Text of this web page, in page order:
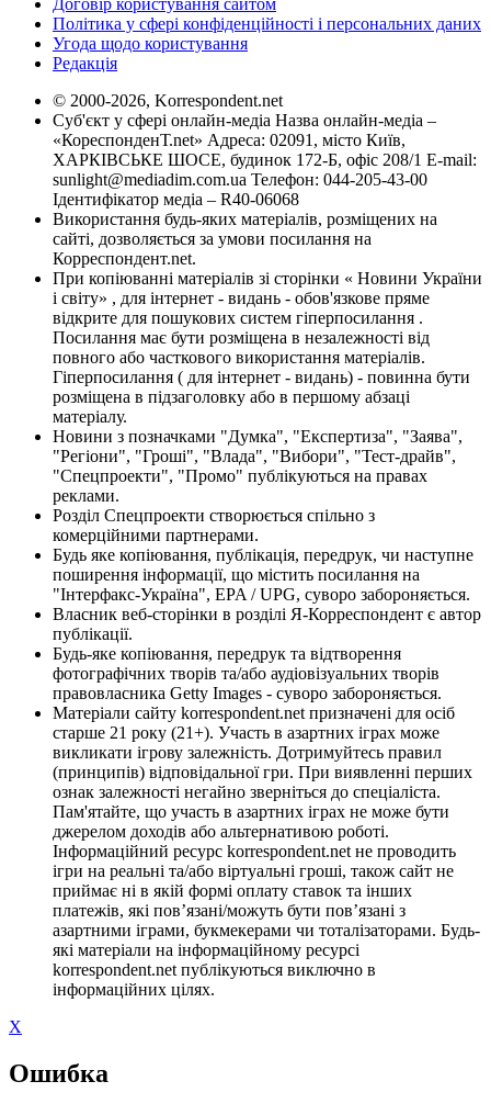
Договір користування сайтом
Політика у сфері конфіденційності і персональних даних
Угода щодо користування
Редакція
© 2000-2026, Korrespondent.net
Суб'єкт у сфері онлайн-медіа Назва онлайн-медіа –
«КореспонденТ.net» Адреса: 02091, місто Київ,
ХАРКІВСЬКЕ ШОСЕ, будинок 172-Б, офіс 208/1 E-mail:
sunlight@mediadim.com.ua Телефон: 044-205-43-00
Ідентифікатор медіа – R40-06068
Використання будь-яких матеріалів, розміщених на
сайті, дозволяється за умови посилання на
Корреспондент.net.
При копіюванні матеріалів зі сторінки « Новини України
і світу» , для інтернет - видань - обов'язкове пряме
відкрите для пошукових систем гіперпосилання .
Посилання має бути розміщена в незалежності від
повного або часткового використання матеріалів.
Гіперпосилання ( для інтернет - видань) - повинна бути
розміщена в підзаголовку або в першому абзаці
матеріалу.
Новини з позначками "Думка", "Експертиза", "Заява",
"Регіони", "Гроші", "Влада", "Вибори", "Тест-драйв",
"Спецпроекти", "Промо" публікуються на правах
реклами.
Розділ Спецпроекти створюється спільно з
комерційними партнерами.
Будь яке копіювання, публікація, передрук, чи наступне
поширення інформації, що містить посилання на
"Інтерфакс-Україна", EPA / UPG, суворо забороняється.
Власник веб-сторінки в розділі Я-Корреспондент є автор
публікації.
Будь-яке копіювання, передрук та відтворення
фотографічних творів та/або аудіовізуальних творів
правовласника Getty Images - суворо забороняється.
Матеріали сайту korrespondent.net призначені для осіб
старше 21 року (21+). Участь в азартних іграх може
викликати ігрову залежність. Дотримуйтесь правил
(принципів) відповідальної гри. При виявленні перших
ознак залежності негайно зверніться до спеціаліста.
Пам'ятайте, що участь в азартних іграх не може бути
джерелом доходів або альтернативою роботі.
Інформаційний ресурс korrespondent.net не проводить
ігри на реальні та/або віртуальні гроші, також сайт не
приймає ні в якій формі оплату ставок та інших
платежів, які пов’язані/можуть бути пов’язані з
азартними іграми, букмекерами чи тоталізаторами. Будь-
які матеріали на інформаційному ресурсі
korrespondent.net публікуються виключно в
інформаційних цілях.
X
Ошибка